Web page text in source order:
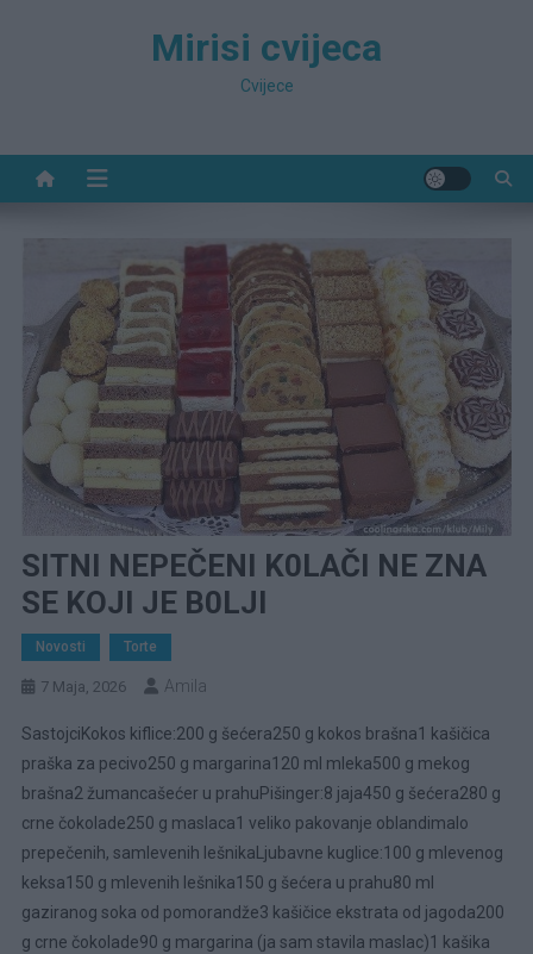
Mirisi cvijeca
Cvijece
SITNI NEPEČENI K0LAČI NE ZNA
SE KOJI JE B0LJI
Novosti Torte
7 Maja, 2026 Amila
SastojciKokos kiflice:200 g šećera250 g kokos brašna1 kašičica
praška za pecivo250 g margarina120 ml mleka500 g mekog
brašna2 žumancašećer u prahuPišinger:8 jaja450 g šećera280 g
crne čokolade250 g maslaca1 veliko pakovanje oblandimalo
prepečenih, samlevenih lešnikaLjubavne kuglice:100 g mlevenog
keksa150 g mlevenih lešnika150 g šećera u prahu80 ml
gaziranog soka od pomorandže3 kašičice ekstrata od jagoda200
g crne čokolade90 g margarina (ja sam stavila maslac)1 kašika